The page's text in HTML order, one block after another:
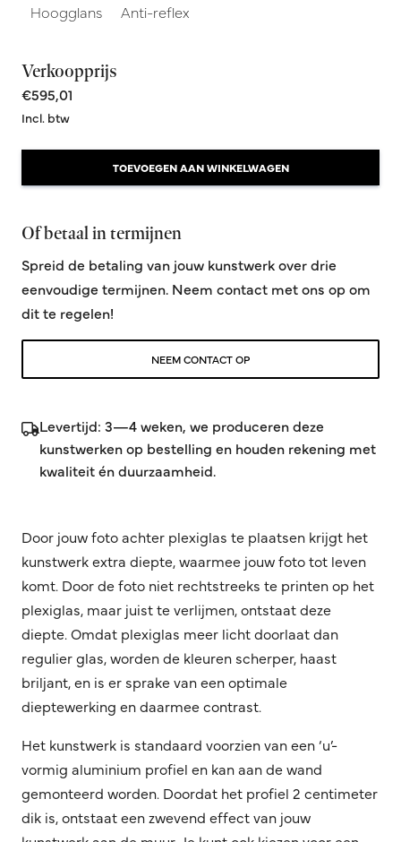
Hoogglans Anti-reflex
Verkoopprijs
€595,01
Incl. btw
TOEVOEGEN AAN WINKELWAGEN
Of betaal in termijnen
Spreid de betaling van jouw kunstwerk over drie
eenvoudige termijnen. Neem contact met ons op om
dit te regelen!
NEEM CONTACT OP
Levertijd: 3—4 weken, we produceren deze
kunstwerken op bestelling en houden rekening met
kwaliteit én duurzaamheid.
Door jouw foto achter plexiglas te plaatsen krijgt het
kunstwerk extra diepte, waarmee jouw foto tot leven
komt. Door de foto niet rechtstreeks te printen op het
plexiglas, maar juist te verlijmen, ontstaat deze
diepte. Omdat plexiglas meer licht doorlaat dan
regulier glas, worden de kleuren scherper, haast
briljant, en is er sprake van een optimale
dieptewerking en daarmee contrast.
Het kunstwerk is standaard voorzien van een ‘u’-
vormig aluminium profiel en kan aan de wand
gemonteerd worden. Doordat het profiel 2 centimeter
dik is, ontstaat een zwevend effect van jouw